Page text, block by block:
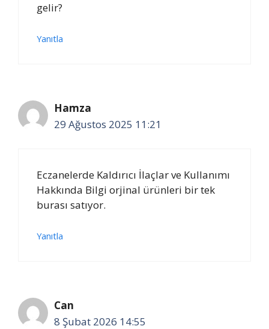
gelir?
Yanıtla
Hamza
29 Ağustos 2025 11:21
Eczanelerde Kaldırıcı İlaçlar ve Kullanımı
Hakkında Bilgi orjinal ürünleri bir tek
burası satıyor.
Yanıtla
Can
8 Şubat 2026 14:55